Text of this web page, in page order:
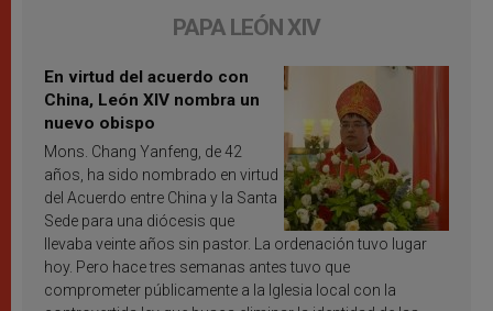
PAPA LEÓN XIV
En virtud del acuerdo con
China, León XIV nombra un
nuevo obispo
Mons. Chang Yanfeng, de 42
años, ha sido nombrado en virtud
del Acuerdo entre China y la Santa
Sede para una diócesis que
llevaba veinte años sin pastor. La ordenación tuvo lugar
hoy. Pero hace tres semanas antes tuvo que
comprometer públicamente a la Iglesia local con la